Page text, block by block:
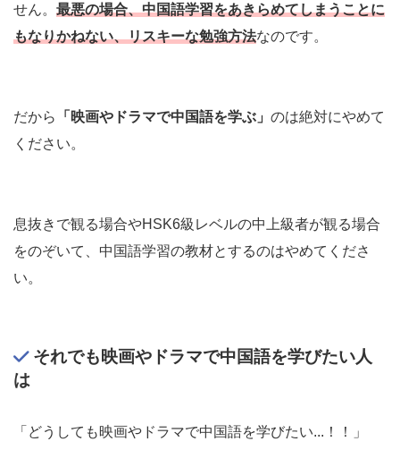
せん。 最悪の場合、中国語学習をあきらめてしまうことに
もなりかねない、リスキーな勉強方法なのです。
だから 「映画やドラマで中国語を学ぶ」 のは絶対にやめて
ください。
息抜きで観る場合やHSK6級レベルの中上級者が観る場合
をのぞいて、中国語学習の教材とするのはやめてくださ
い。
それでも映画やドラマで中国語を学びたい人
は
「どうしても映画やドラマで中国語を学びたい...！！」